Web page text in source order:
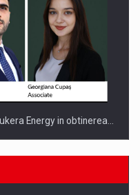
Energy in obtinerea…